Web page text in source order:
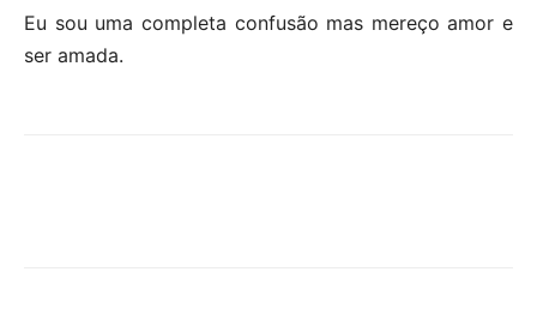
Eu sou uma completa confusão mas mereço amor e
ser amada.